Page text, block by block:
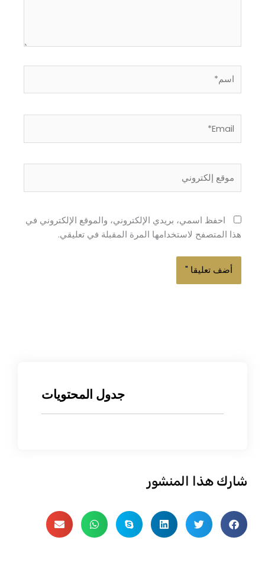
إلكتروني
احفظ اسمي، بريدي الإلكتروني، والموقع الإلكتروني في
هذا المتصفح لاستخدامها المرة المقبلة في تعليقي.
جدول المحتويات
شارك هذا المنشور